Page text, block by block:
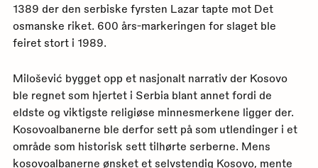
1389 der den serbiske fyrsten Lazar tapte mot Det
osmanske riket. 600 års-markeringen for slaget ble
feiret stort i 1989.
Milošević bygget opp et nasjonalt narrativ der Kosovo
ble regnet som hjertet i Serbia blant annet fordi de
eldste og viktigste religiøse minnesmerkene ligger der.
Kosovoalbanerne ble derfor sett på som utlendinger i et
område som historisk sett tilhørte serberne. Mens
kosovoalbanerne ønsket et selvstendig Kosovo, mente